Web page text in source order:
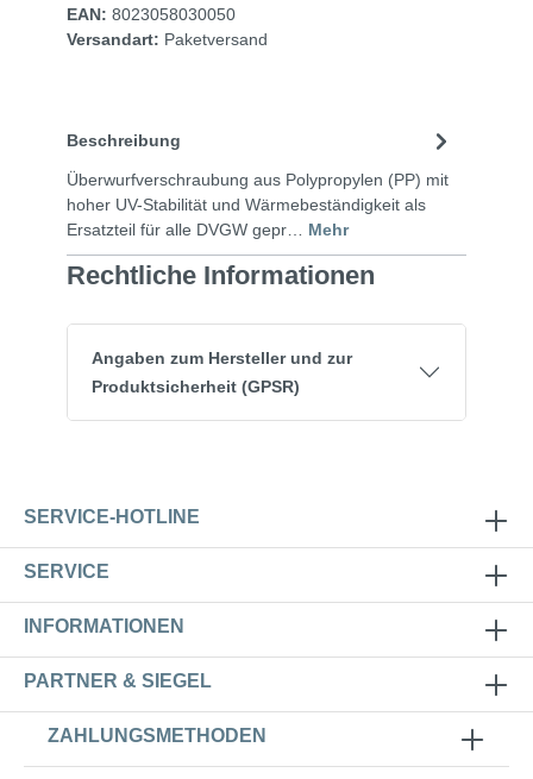
EAN: 8023058030050
Versandart: Paketversand
Beschreibung
Überwurfverschraubung aus Polypropylen (PP) mit
hoher UV-Stabilität und Wärmebeständigkeit als
Ersatzteil für alle DVGW gepr… Mehr
Rechtliche Informationen
Angaben zum Hersteller und zur
Produktsicherheit (GPSR)
SERVICE-HOTLINE
SERVICE
INFORMATIONEN
PARTNER & SIEGEL
ZAHLUNGSMETHODEN